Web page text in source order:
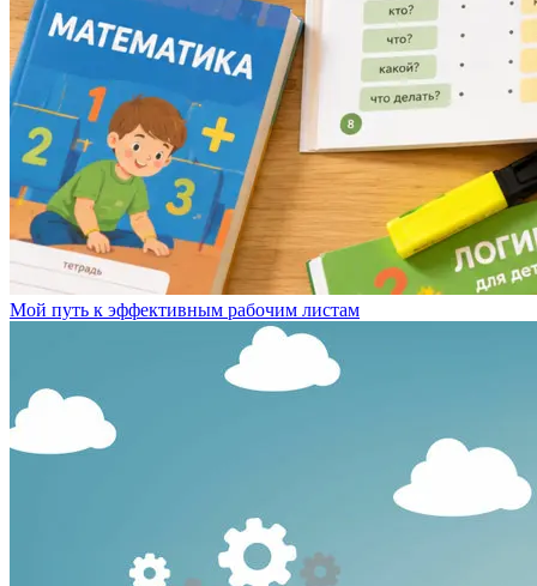
Мой путь к эффективным рабочим листам